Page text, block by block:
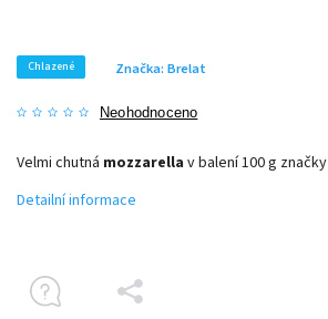
Chlazené
Neohodnoceno
Značka: Brelat
Velmi chutná mozzarella v balení 100 g značky
Detailní informace